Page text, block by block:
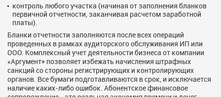
контроль любого участка (начиная от заполнения бланков
первичной отчетности, заканчивая расчетом заработной
платы).
Бланки отчетности заполняются после всех операций
проведенных в рамках аудиторского обслуживания ИП или
ООО. Комплексный учет деятельности бизнеса от компании
«Аргумент» позволяет избежать начисления штрафных
санкций со стороны регистрирующих и контролирующих
органов. Все бумаги подготавливаются в срок, и исключается
наличие каких-либо ошибок. Абонентское финансовое